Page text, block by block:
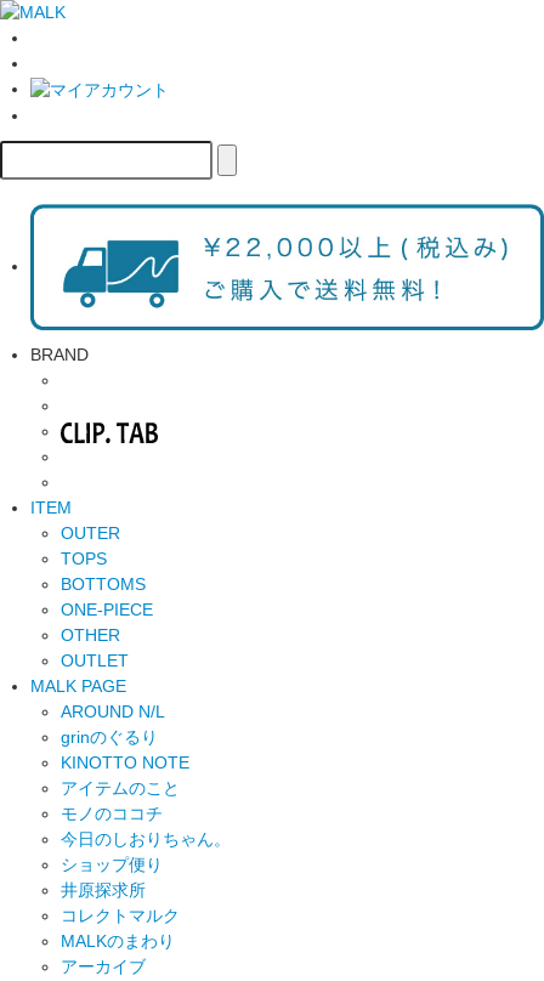
BRAND
ITEM
OUTER
TOPS
BOTTOMS
ONE-PIECE
OTHER
OUTLET
MALK PAGE
AROUND N/L
grinのぐるり
KINOTTO NOTE
アイテムのこと
モノのココチ
今日のしおりちゃん。
ショップ便り
井原探求所
コレクトマルク
MALKのまわり
アーカイブ